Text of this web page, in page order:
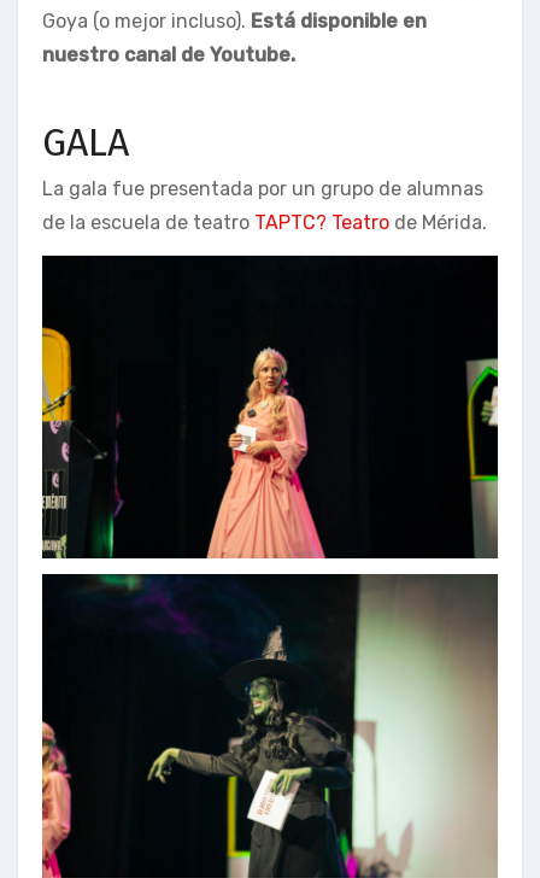
Goya (o mejor incluso). Está disponible en
nuestro canal de Youtube.
GALA
La gala fue presentada por un grupo de alumnas
de la escuela de teatro TAPTC? Teatro de Mérida.